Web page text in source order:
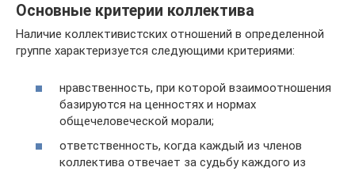
Основные критерии коллектива
Наличие коллективистских отношений в определенной
группе характеризуется следующими критериями:
нравственность, при которой взаимоотношения
базируются на ценностях и нормах
общечеловеческой морали;
ответственность, когда каждый из членов
коллектива отвечает за судьбу каждого из